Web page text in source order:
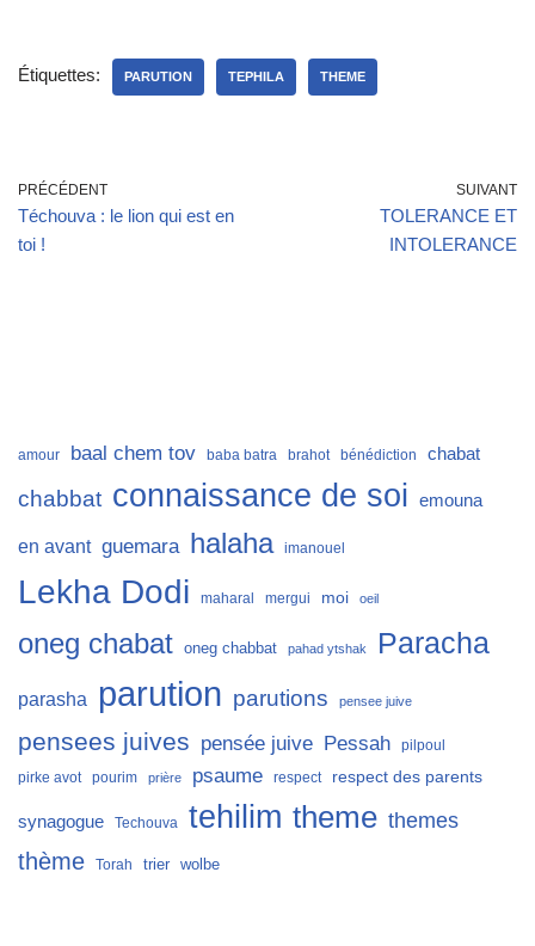
Étiquettes: PARUTION TEPHILA THEME
PRÉCÉDENT
Téchouva : le lion qui est en
toi !
SUIVANT
TOLERANCE ET
INTOLERANCE
amour baal chem tov baba batra brahot bénédiction chabat
chabbat connaissance de soi emouna
en avant guemara halaha imanouel
Lekha Dodi maharal mergui moi oeil
oneg chabat oneg chabbat pahad ytshak Paracha
parasha parution parutions pensee juive
pensees juives pensée juive Pessah
pilpoul
pirke avot
pourim prière psaume respect respect des parents
synagogue Techouva tehilim theme themes
thème Torah trier wolbe